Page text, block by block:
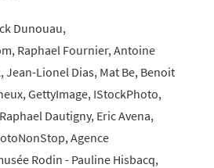
Dunouau,
Raphael Fournier, Antoine
Jean-Lionel Dias, Mat Be, Benoit
GettyImage, IStockPhoto,
Dautigny, Eric Avena,
Agence
Rodin - Pauline Hisbacq,